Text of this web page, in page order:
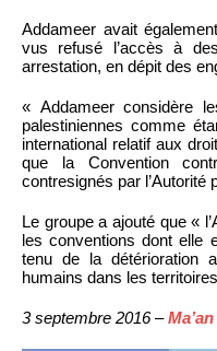
Addameer avait
vus refusé l’accès à
arrestation, en dépit des
« Addameer considère
palestiniennes comme
international relatif aux
que la Convention
contresignés par l’Autorité
Le groupe a ajouté que «
les conventions dont elle
tenu de la détérioration
humains dans les
3 septembre 2016 –